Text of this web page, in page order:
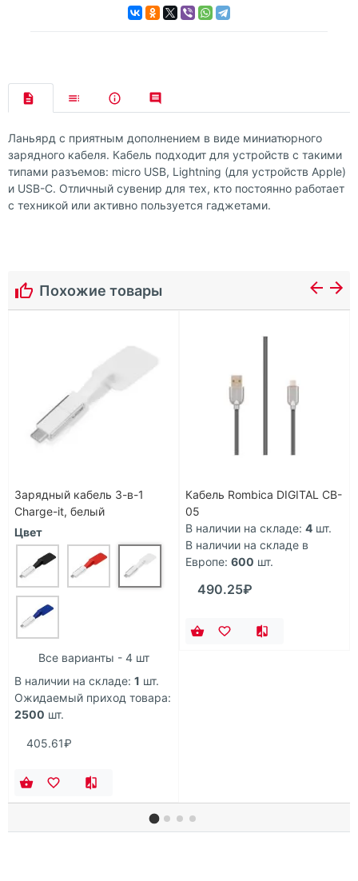
Ланьярд с приятным дополнением в виде миниатюрного
зарядного кабеля. Кабель подходит для устройств с такими
типами разъемов: micro USB, Lightning (для устройств Apple)
и USB-C. Отличный сувенир для тех, кто постоянно работает
с техникой или активно пользуется гаджетами.
Похожие товары
Зарядный кабель 3-в-1
Charge-it, белый
Цвет
Все варианты - 4 шт
В наличии на складе: 1 шт.
Ожидаемый приход товара:
2500 шт.
405.61₽
Кабель Rombica DIGITAL CB-
05
В наличии на складе: 4 шт.
В наличии на складе в
Европе: 600 шт.
490.25₽